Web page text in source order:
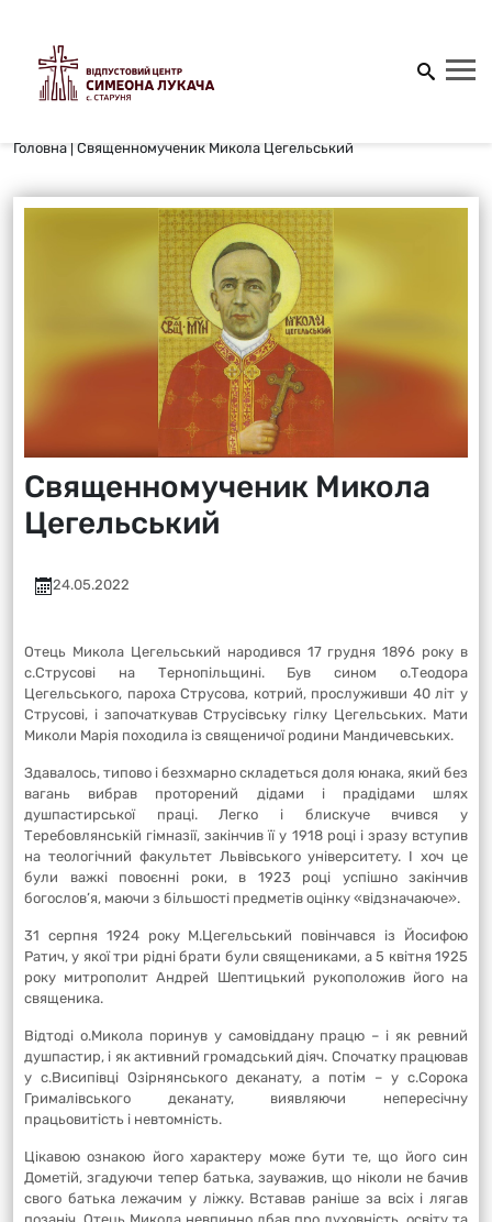
Головна | Священномученик Микола Цегельський
Священномученик Микола
Цегельський
24.05.2022
Отець Микола Цегельський народився 17 грудня 1896 року в
с.Струсові на Тернопільщині. Був сином о.Теодора
Цегельського, пароха Струсова, котрий, прослуживши 40 літ у
Струсові, і започаткував Струсівську гілку Цегельських. Мати
Миколи Марія походила із священичої родини Мандичевських.
Здавалось, типово і безхмарно складеться доля юнака, який без
вагань вибрав проторений дідами і прадідами шлях
душпастирської праці. Легко і блискуче вчився у
Теребовлянській гімназії, закінчив її у 1918 році і зразу вступив
на теологічний факультет Львівського університету. І хоч це
були важкі повоєнні роки, в 1923 році успішно закінчив
богослов’я, маючи з більшості предметів оцінку «відзначаюче».
31 серпня 1924 року М.Цегельський повінчався із Йосифою
Ратич, у якої три рідні брати були священиками, а 5 квітня 1925
року митрополит Андрей Шептицький рукоположив його на
священика.
Відтоді о.Микола поринув у самовіддану працю – і як ревний
душпастир, і як активний громадський діяч. Спочатку працював
у с.Висипівці Озірнянського деканату, а потім – у с.Сорока
Грималівського деканату, виявляючи непересічну
працьовитість і невтомність.
Цікавою ознакою його характеру може бути те, що його син
Дометій, згадуючи тепер батька, зауважив, що ніколи не бачив
свого батька лежачим у ліжку. Вставав раніше за всіх і лягав